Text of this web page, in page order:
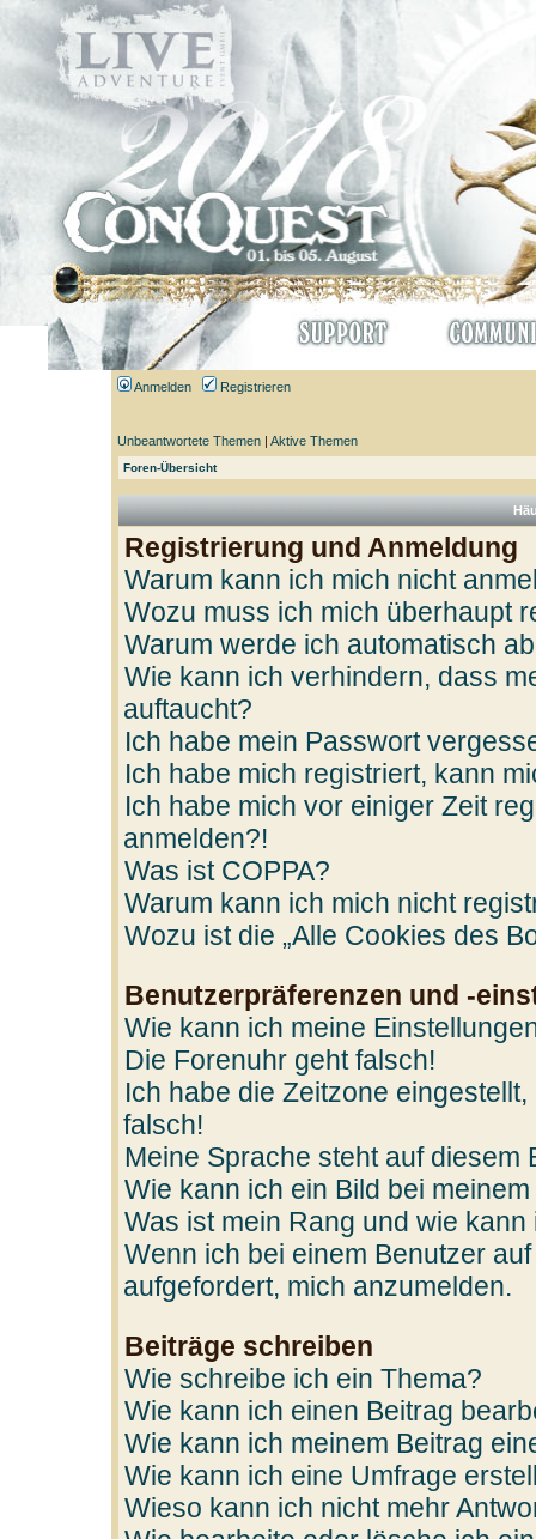
Anmelden Registrieren
Unbeantwortete Themen | Aktive Themen
Foren-Übersicht
Registrierung und Anmeldung
Warum kann ich mich nicht
Wozu muss ich mich überhaupt
Warum werde ich automatisch
Wie kann ich verhindern, dass
auftaucht?
Ich habe mein Passwort
Ich habe mich registriert, kann
Ich habe mich vor einiger Zeit
anmelden?!
Was ist COPPA?
Warum kann ich mich nicht
Wozu ist die „Alle Cookies des
Benutzerpräferenzen und -
Wie kann ich meine
Die Forenuhr geht falsch!
Ich habe die Zeitzone
falsch!
Meine Sprache steht auf diesem
Wie kann ich ein Bild bei
Was ist mein Rang und wie
Wenn ich bei einem Benutzer
aufgefordert, mich anzumelden.
Beiträge schreiben
Wie schreibe ich ein Thema?
Wie kann ich einen Beitrag
Wie kann ich meinem Beitrag
Wie kann ich eine Umfrage
Wieso kann ich nicht mehr